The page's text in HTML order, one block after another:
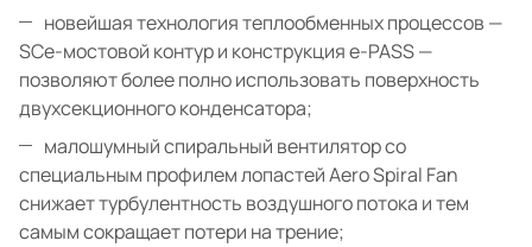
новейшая технология теплообменных процессов —
SCe-мостовой контур и конструкция е-PASS —
позволяют более полно использовать поверхность
двухсекционного конденсатора;
малошумный спиральный вентилятор со
специальным профилем лопастей Aero Spiral Fan
снижает турбулентность воздушного потока и тем
самым сокращает потери на трение;